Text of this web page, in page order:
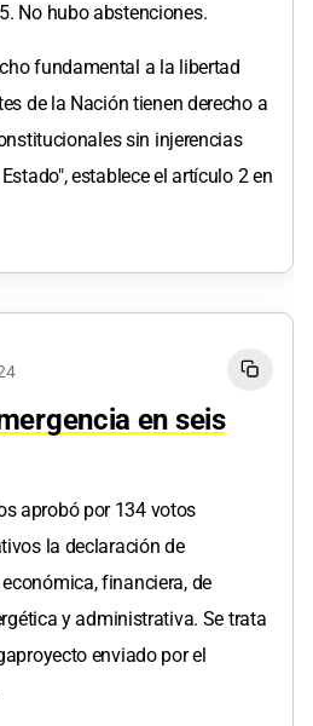
No hubo abstenciones.
fundamental a la libertad
de la Nación tienen derecho a
sin injerencias
establece el artículo 2 en
en seis
aprobó por 134 votos
la declaración de
financiera, de
y administrativa. Se trata
enviado por el